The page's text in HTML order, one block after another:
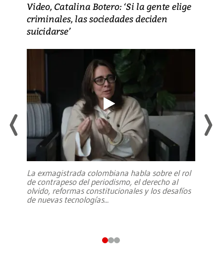
Video, Catalina Botero: ‘Si la gente elige
criminales, las sociedades deciden
suicidarse’
La exmagistrada colombiana habla sobre el rol
de contrapeso del periodismo, el derecho al
olvido, reformas constitucionales y los desafíos
de nuevas tecnologías...